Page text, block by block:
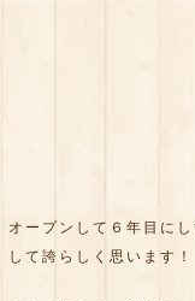
オープンして６年目に
して誇らしく思います！